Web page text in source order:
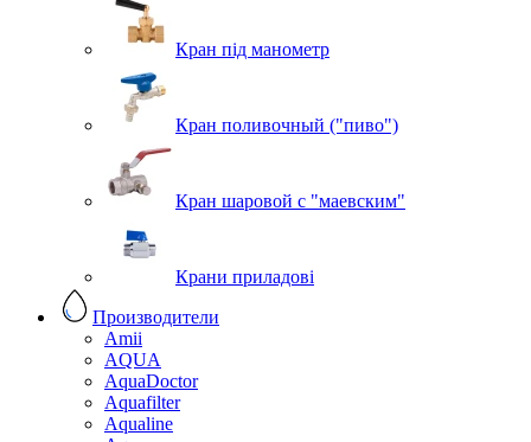
Кран під манометр
Кран поливочный ("пиво")
Кран шаровой с "маевским"
Крани приладові
Производители
Amii
AQUA
AquaDoctor
Aquafilter
Aqualine